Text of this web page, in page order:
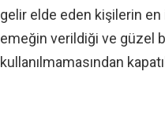
gelir elde eden kişilerin en
emeğin verildiği ve güzel
kullanılmamasından